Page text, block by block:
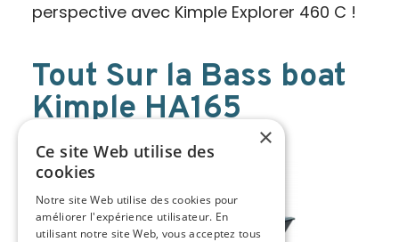
perspective avec Kimple Explorer 460 C !
Tout Sur la Bass boat
Kimple HA165
×
Ce site Web utilise des
cookies
Notre site Web utilise des cookies pour
améliorer l'expérience utilisateur. En
utilisant notre site Web, vous acceptez tous